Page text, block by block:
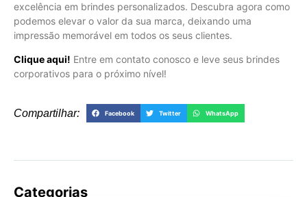
excelência em brindes personalizados. Descubra agora como
podemos elevar o valor da sua marca, deixando uma
impressão memorável em todos os seus clientes.
Clique aqui! Entre em contato conosco e leve seus brindes
corporativos para o próximo nível!
Compartilhar: Facebook Twitter WhatsApp
Categorias